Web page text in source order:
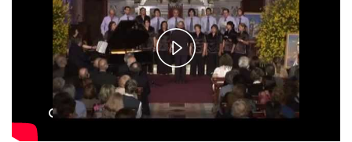
Play
Video